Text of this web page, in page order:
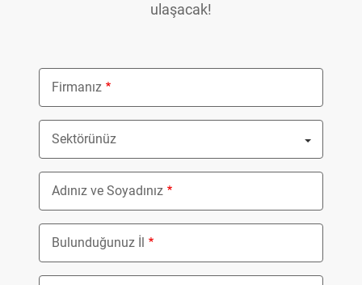
ulaşacak!
Firmanız
Sektörünüz
Nothing selected
Adınız ve Soyadınız
Bulunduğunuz İl